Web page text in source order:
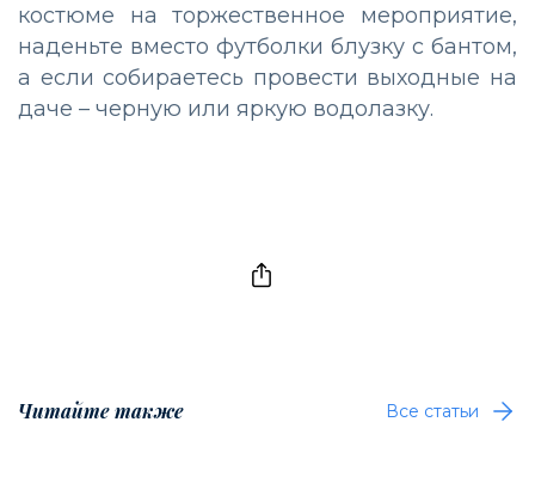
костюме на торжественное мероприятие,
наденьте вместо футболки блузку с бантом,
а если собираетесь провести выходные на
даче – черную или яркую водолазку.
Читайте также Все статьи